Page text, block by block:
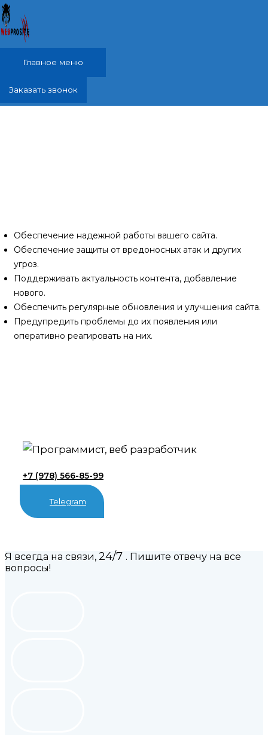
Перейти к содержимому
Главное меню
Заказать звонок
Обеспечение надежной работы вашего сайта.
Обеспечение защиты от вредоносных атак и других
угроз.
Поддерживать актуальность контента, добавление
нового.
Обеспечить регулярные обновления и улучшения сайта.
Предупредить проблемы до их появления или
оперативно реагировать на них.
+7 (978) 566-85-99
Telegram
Я всегда на связи, 24/7 . Пишите отвечу на все
вопросы!